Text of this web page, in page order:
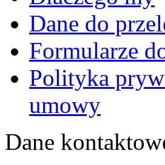
Dane do
Formularze
Polityka
umowy
Dane